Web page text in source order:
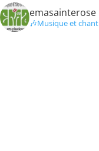
emasainterose
🎶Musique et chant